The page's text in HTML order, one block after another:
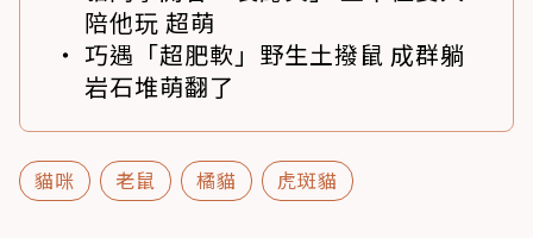
陪他玩 超萌
巧遇「超肥軟」野生土撥鼠 成群躺
岩石堆萌翻了
貓咪 老鼠 橘貓 虎斑貓